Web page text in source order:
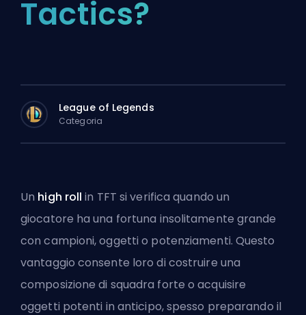
Tactics?
League of Legends
Categoria
Un high roll in TFT si verifica quando un
giocatore ha una fortuna insolitamente grande
con campioni, oggetti o potenziamenti. Questo
vantaggio consente loro di costruire una
composizione di squadra forte o acquisire
oggetti potenti in anticipo, spesso preparando il